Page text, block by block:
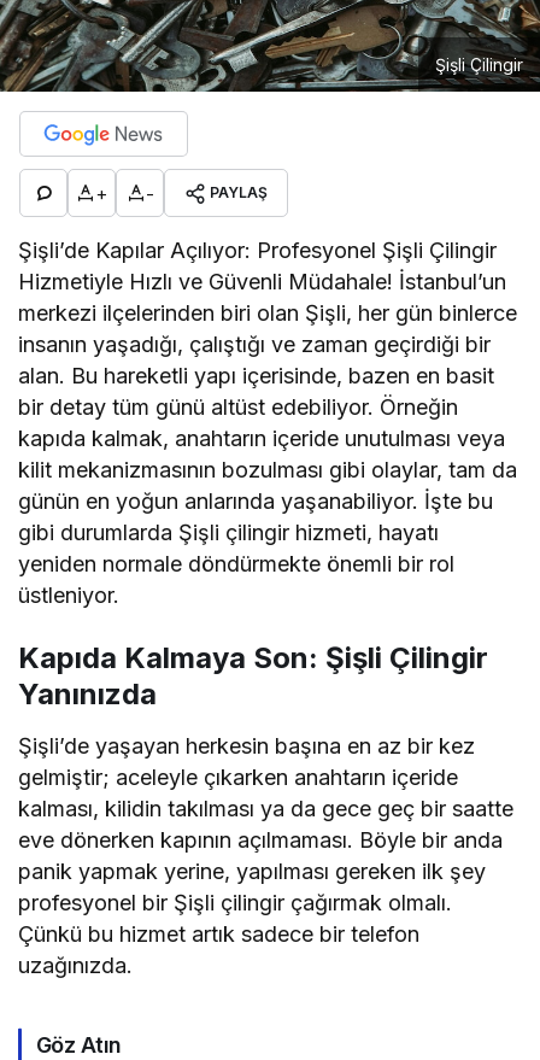
Şişli Çilingir
+ - PAYLAŞ
Şişli’de Kapılar Açılıyor: Profesyonel Şişli Çilingir
Hizmetiyle Hızlı ve Güvenli Müdahale! İstanbul’un
merkezi ilçelerinden biri olan Şişli, her gün binlerce
insanın yaşadığı, çalıştığı ve zaman geçirdiği bir
alan. Bu hareketli yapı içerisinde, bazen en basit
bir detay tüm günü altüst edebiliyor. Örneğin
kapıda kalmak, anahtarın içeride unutulması veya
kilit mekanizmasının bozulması gibi olaylar, tam da
günün en yoğun anlarında yaşanabiliyor. İşte bu
gibi durumlarda Şişli çilingir hizmeti, hayatı
yeniden normale döndürmekte önemli bir rol
üstleniyor.
Kapıda Kalmaya Son: Şişli Çilingir
Yanınızda
Şişli’de yaşayan herkesin başına en az bir kez
gelmiştir; aceleyle çıkarken anahtarın içeride
kalması, kilidin takılması ya da gece geç bir saatte
eve dönerken kapının açılmaması. Böyle bir anda
panik yapmak yerine, yapılması gereken ilk şey
profesyonel bir Şişli çilingir çağırmak olmalı.
Çünkü bu hizmet artık sadece bir telefon
uzağınızda.
Göz Atın